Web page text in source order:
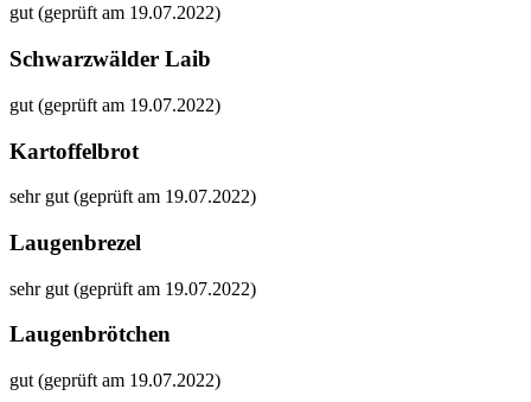
gut (geprüft am 19.07.2022)
Schwarzwälder Laib
gut (geprüft am 19.07.2022)
Kartoffelbrot
sehr gut (geprüft am 19.07.2022)
Laugenbrezel
sehr gut (geprüft am 19.07.2022)
Laugenbrötchen
gut (geprüft am 19.07.2022)